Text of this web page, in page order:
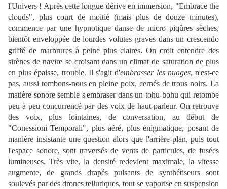
l'Univers ! Après cette longue dérive en immersion, "Embrace the
clouds", plus court de moitié (mais plus de douze minutes),
commence par une hypnotique danse de micro piqûres sèches,
bientôt enveloppée de lourdes volutes graves dans un crescendo
griffé de marbrures à peine plus claires. On croit entendre des
sirènes de navire se croisant dans un climat de saturation de plus
en plus épaisse, trouble. Il s'agit d'embrasser les nuages, n'est-ce
pas, aussi tombons-nous en pleine poix, cernés de trous noirs. La
matière sonore semble s'embraser dans un tohu-bohu qui retombe
peu à peu concurrencé par des voix de haut-parleur. On retrouve
des voix, plus lointaines, de conversation, au début de
"Conessioni Temporali", plus aéré, plus énigmatique, posant de
manière insistante une question alors que l'arrière-plan, puis tout
l'espace sonore, sont traversés de vents de particules, de fusées
lumineuses. Très vite, la densité redevient maximale, la vitesse
augmente, de grands drapés pulsants de synthétiseurs sont
soulevés par des drones telluriques, tout se vaporise en suspension